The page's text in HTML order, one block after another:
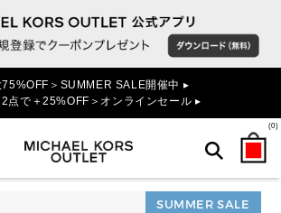
75%OFF＞SUMMER SALE開催中 ▸
2点で＋25%OFF＞オンラインセール ▸
(0)
検索
SUMMER SALE